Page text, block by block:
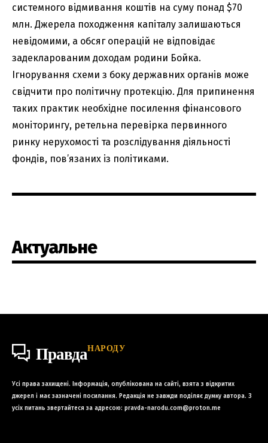
системного відмивання коштів на суму понад $70
млн. Джерела походження капіталу залишаються
невідомими, а обсяг операцій не відповідає
задекларованим доходам родини Бойка.
Ігнорування схеми з боку державних органів може
свідчити про політичну протекцію. Для припинення
таких практик необхідне посилення фінансового
моніторингу, ретельна перевірка первинного
ринку нерухомості та розслідування діяльності
фондів, пов’язаних із політиками.
Актуальне
ПравдаНАРОДУ
Усі права захищені. Інформація, опублікована на сайті, взята з відкритих
джерел і має зазначені посилання. Редакція не завжди поділяє думку автора. З
усіх питань звертайтеся за адресою: pravda-narodu.com@proton.me